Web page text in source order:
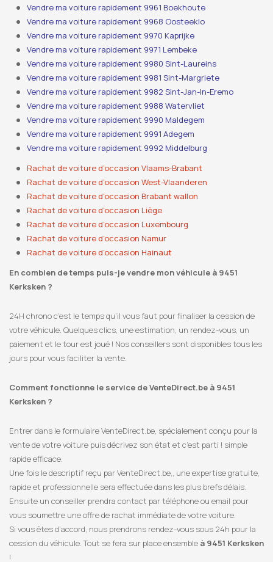
Vendre ma voiture rapidement 9961 Boekhoute
Vendre ma voiture rapidement 9968 Oosteeklo
Vendre ma voiture rapidement 9970 Kaprijke
Vendre ma voiture rapidement 9971 Lembeke
Vendre ma voiture rapidement 9980 Sint-Laureins
Vendre ma voiture rapidement 9981 Sint-Margriete
Vendre ma voiture rapidement 9982 Sint-Jan-In-Eremo
Vendre ma voiture rapidement 9988 Watervliet
Vendre ma voiture rapidement 9990 Maldegem
Vendre ma voiture rapidement 9991 Adegem
Vendre ma voiture rapidement 9992 Middelburg
Rachat de voiture d’occasion Vlaams-Brabant
Rachat de voiture d’occasion West-Vlaanderen
Rachat de voiture d’occasion Brabant wallon
Rachat de voiture d’occasion Liège
Rachat de voiture d’occasion Luxembourg
Rachat de voiture d’occasion Namur
Rachat de voiture d’occasion Hainaut
En combien de temps puis-je vendre mon véhicule à 9451
Kerksken ?
24H chrono c’est le temps qu’il vous faut pour finaliser la cession de
votre véhicule. Quelques clics, une estimation, un rendez-vous, un
paiement et le tour est joué ! Nos conseillers sont disponibles tous les
jours pour vous faciliter la vente.
Comment fonctionne le service de VenteDirect.be à 9451
Kerksken ?
Entrer dans le formulaire VenteDirect.be, spécialement conçu pour la
vente de votre voiture puis décrivez son état et c’est parti ! simple
rapide efficace.
Une fois le descriptif reçu par VenteDirect.be,, une expertise gratuite,
rapide et professionnelle sera effectuée dans les plus brefs délais.
Ensuite un conseiller prendra contact par téléphone ou email pour
vous soumettre une offre de rachat immédiate de votre voiture.
Si vous êtes d’accord, nous prendrons rendez-vous sous 24h pour la
cession du véhicule. Tout se fera sur place ensemble à 9451 Kerksken
!